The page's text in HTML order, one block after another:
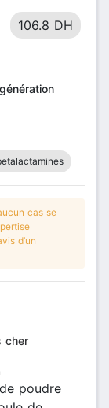
106.8 DH
cas se
d’un
cher
poudre